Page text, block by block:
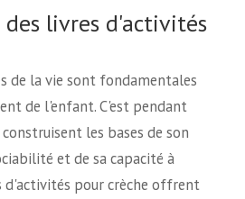
livres d'activités
de la vie sont fondamentales
de l'enfant. C'est pendant
les bases de son
et de sa capacité à
d'activités pour crèche offrent